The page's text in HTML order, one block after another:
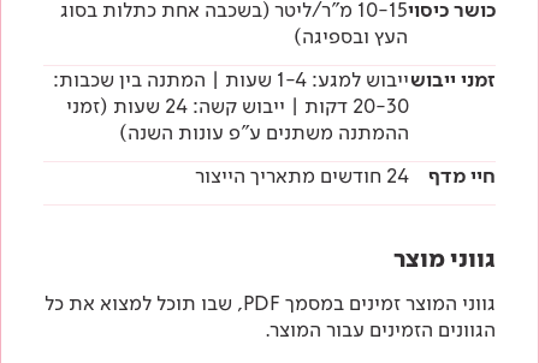
כושר כיסוי
10-15 מ"ר/ליטר (בשכבה אחת כתלות בסוג
העץ ובספיגה)
זמני ייבוש
ייבוש למגע: 1-4 שעות | המתנה בין שכבות:
20-30 דקות | ייבוש קשה: 24 שעות (זמני
ההמתנה משתנים ע"פ עונות השנה)
חיי מדף
24 חודשים מתאריך הייצור
גווני מוצר
גווני המוצר זמינים במסמך PDF, שבו תוכל למצוא את כל
הגוונים הזמינים עבור המוצר.